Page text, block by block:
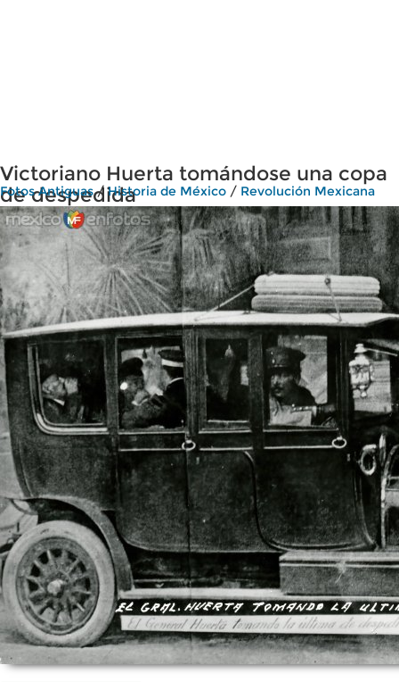
Victoriano Huerta tomándose una copa
de despedida
Fotos Antiguas/Historia de México / Revolución Mexicana